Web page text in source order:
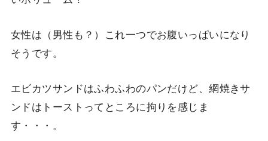
女性は（男性も？）これ一つでお腹いっぱいになり
そうです。
エビカツサンドはふわふわのパンだけど、網焼きサ
ンドはトーストってところに拘りを感じま
す・・・。